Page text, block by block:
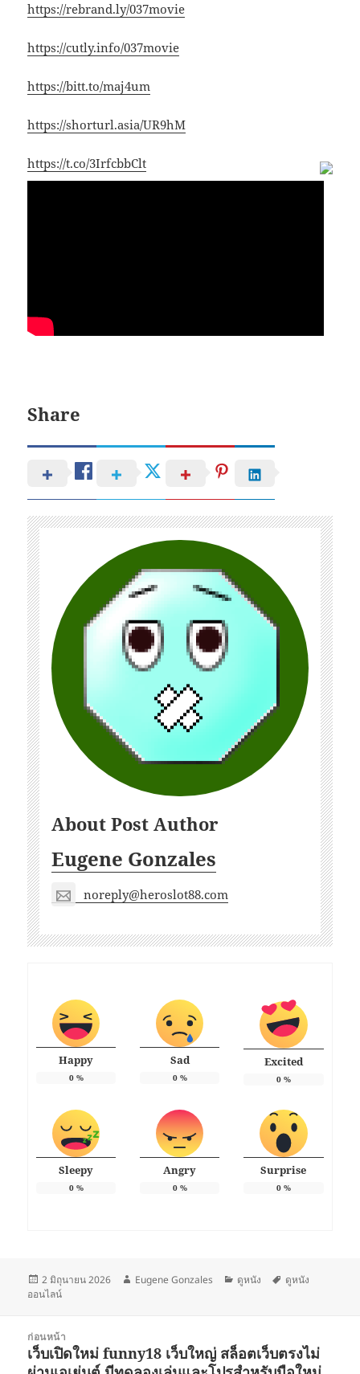
https://rebrand.ly/037movie
https://cutly.info/037movie
https://bitt.to/maj4um
https://shorturl.asia/UR9hM
https://t.co/3IrfcbbClt
Share
About Post Author
Eugene Gonzales
noreply@heroslot88.com
Happy
0%
Sad
0%
Excited
0%
Sleepy
0%
Angry
0%
Surprise
0%
เขียน
เมื่อ
2 มิถุนายน 2026
ผู้
Eugene Gonzales
หมวด
ดูหนัง
ป้าย
ดูหนัง
ออนไลน์
ก่อนหน้า
เรื่อง
เว็บเปิดใหม่ funny18 เว็บใหญ่ สล็อตเว็บตรงไม่